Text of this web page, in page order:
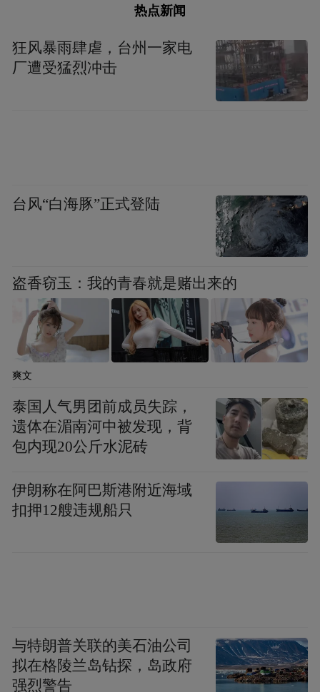
热点新闻
狂风暴雨肆虐，台州一家电
厂遭受猛烈冲击
台风“白海豚”正式登陆
盗香窃玉：我的青春就是赌出来的
爽文
泰国人气男团前成员失踪，
遗体在湄南河中被发现，背
包内现20公斤水泥砖
伊朗称在阿巴斯港附近海域
扣押12艘违规船只
与特朗普关联的美石油公司
拟在格陵兰岛钻探，岛政府
强烈警告